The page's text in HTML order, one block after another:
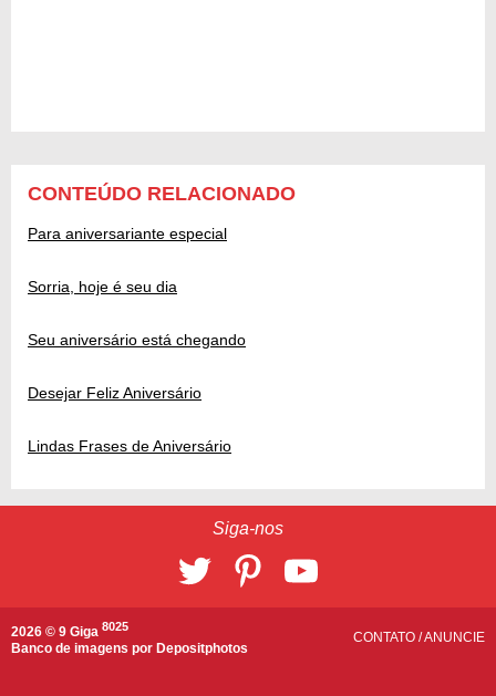
CONTEÚDO RELACIONADO
Para aniversariante especial
Sorria, hoje é seu dia
Seu aniversário está chegando
Desejar Feliz Aniversário
Lindas Frases de Aniversário
Siga-nos
2026 © 9 Giga 8025
Banco de imagens por Depositphotos
CONTATO /ANUNCIE